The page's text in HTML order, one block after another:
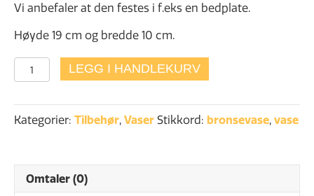
Vi anbefaler at den festes i f.eks en bedplate.
Høyde 19 cm og bredde 10 cm.
Bronsevase
T
antall
LEGG I HANDLEKURV
Kategorier: Tilbehør, Vaser Stikkord: bronsevase, vase
Omtaler (0)